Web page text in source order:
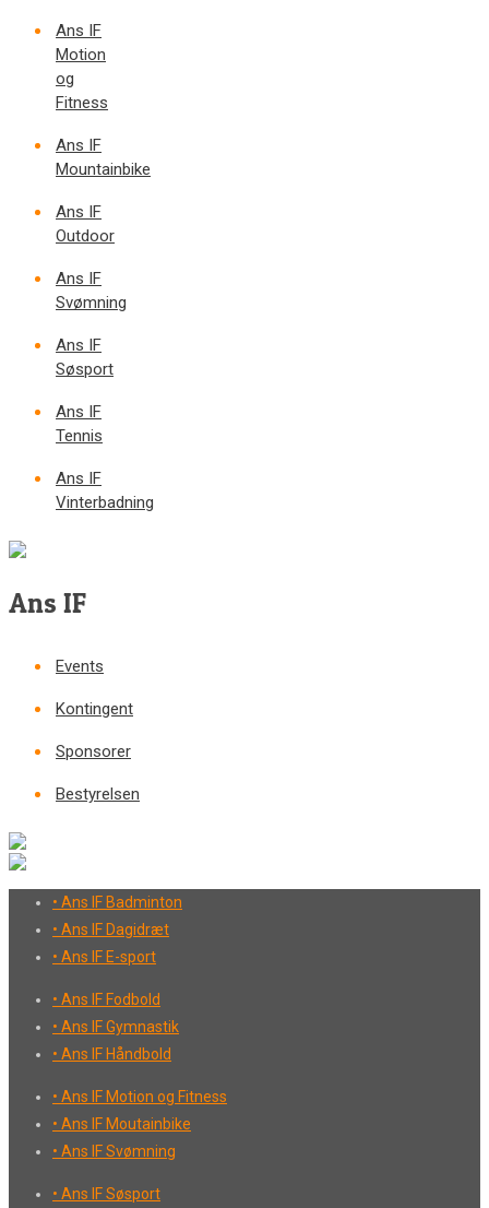
Ans IF
Motion
og
Fitness
Ans IF
Mountainbike
Ans IF
Outdoor
Ans IF
Svømning
Ans IF
Søsport
Ans IF
Tennis
Ans IF
Vinterbadning
Ans IF
Events
Kontingent
Sponsorer
Bestyrelsen
• Ans IF Badminton
• Ans IF Dagidræt
• Ans IF E-sport
• Ans IF Fodbold
• Ans IF Gymnastik
• Ans IF Håndbold
• Ans IF Motion og Fitness
• Ans IF Moutainbike
• Ans IF Svømning
• Ans IF Søsport